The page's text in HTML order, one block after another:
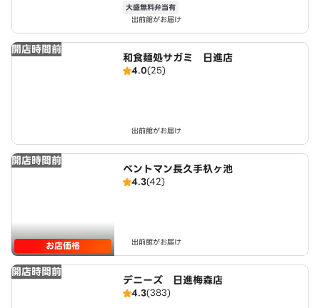
大盛無料弁当有
出前館がお届け
開店時間前
和食麺処サガミ 日進店
4.0(25)
出前館がお届け
開店時間前
お店価格
ベントマン長久手杁ヶ池
4.3(42)
出前館がお届け
開店時間前
デニーズ 日進梅森店
4.3(383)